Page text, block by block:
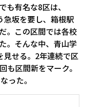
も有名な8区は、
急坂を要し、箱根駅
。この区間では各校
。そんな中、青山学
見せる。2年連続で区
も区間新をマーク。
った。